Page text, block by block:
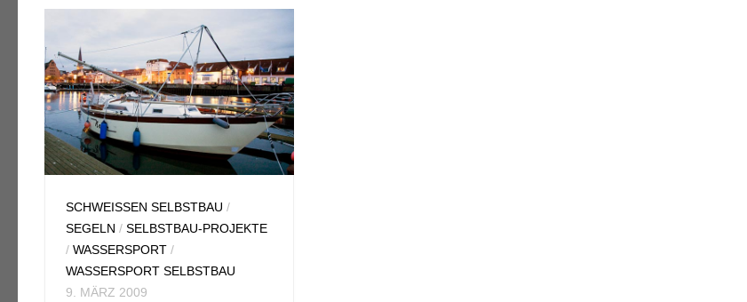
SCHWEISSEN SELBSTBAU /
SEGELN / SELBSTBAU-PROJEKTE
/ WASSERSPORT /
WASSERSPORT SELBSTBAU
9. MÄRZ 2009